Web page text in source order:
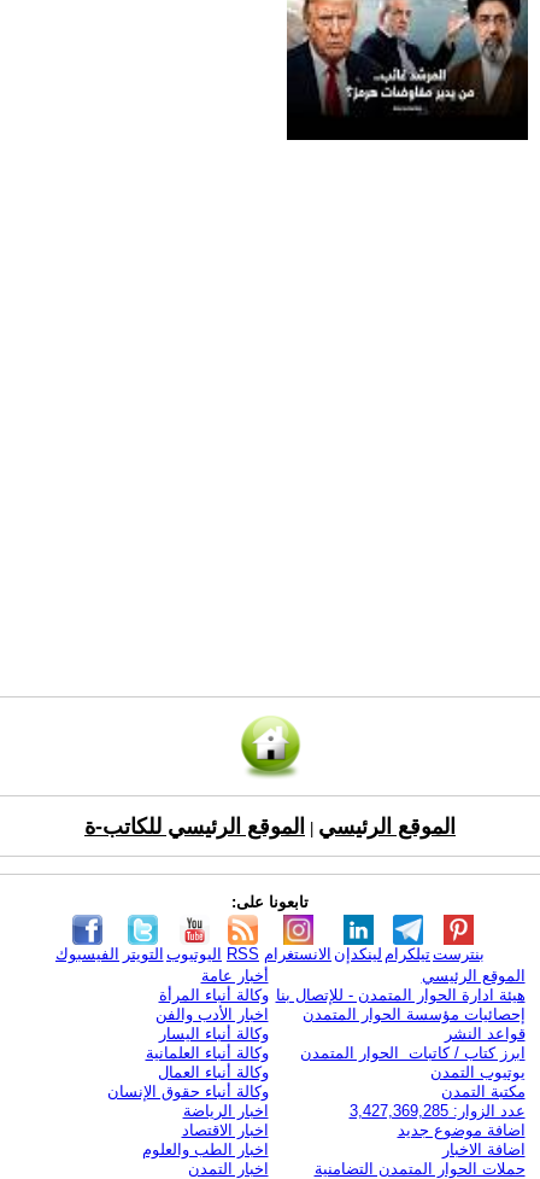
الموقع الرئيسي الموقع الرئيسي للكاتب-ة
تابعونا على:
الفيسبوك التويتر اليوتيوب RSS الانستغرام لينكدإن تيلكرامبنترست
الموقع الرئيسي
هيئة ادارة الحوار المتمدن - للإتصال بنا
إحصائيات مؤسسة الحوار المتمدن
قواعد النشر
ابرز كتاب / كاتبات الحوار المتمدن
يوتيوب التمدن
مكتبة التمدن
عدد الزوار: 3,427,369,285
اضافة موضوع جديد
اضافة الاخبار
حملات الحوار المتمدن التضامنية
أخبار عامة
وكالة أنباء المرأة
اخبار الأدب والفن
وكالة أنباء اليسار
وكالة أنباء العلمانية
وكالة أنباء العمال
وكالة أنباء حقوق الإنسان
اخبار الرياضة
اخبار الاقتصاد
اخبار الطب والعلوم
اخبار التمدن